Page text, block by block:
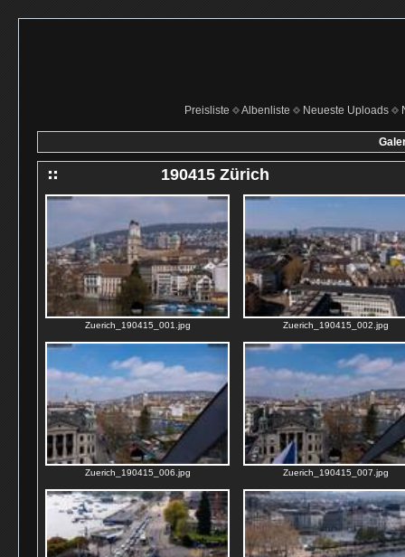
Preisliste Albenliste Neueste Uploads
190415 Zürich
Zuerich_190415_001.jpg Zuerich_190415_002.jpg
Zuerich_190415_006.jpg Zuerich_190415_007.jpg